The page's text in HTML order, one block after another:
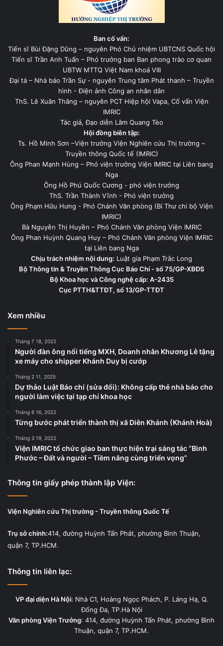
Ban cố vấn:
Tiến sĩ Bùi Đặng Dũng – nguyên Phó Chủ nhiệm UBTCNS Quốc hội
Tiến sĩ Trần Anh Tuấn – Phó trưởng ban Ban phong trào cơ quan
UBTW MTTQ Việt Nam khoá VIII
Đại tá – Nhà báo Trần Sự - nguyên Trung tâm Phát thanh – Truyền
hình - Điện ảnh Công an nhân dân
ThS. Lê Xuân Thăng – nguyên PCT Hiệp hội Vapa, Cố vấn Viện
IMRIC
Tác giả, Đạo diễn Lâm Quang Tèo
Hội đồng biên tập:
Ts. Hồ Minh Sơn –Viện trưởng Viện Nghiên cứu Thị trường –
Truyền thông Quốc tế (IMRIC)
Ông Phan Mạnh Hùng – Phó viện trưởng Viện IMRIC tại Liên bang
Nga
Ông Hồ Phú Quốc Cương - phó viện trưởng
ThS. Trần Thành Vĩnh - Phó viện trưởng
Ông Phạm Hữu Hưng - Phó Chánh Văn phòng (Bí Thư chi bộ Viện
IMRIC)
Bà Nguyễn Thị Huyền – Phó Chánh Văn phòng Viện IMRIC
Ông Phan Huỳnh Quang Huy – Phó Chánh Văn phòng Viện IMRIC
tại Liên bang Nga
Chịu trách nhiệm nội dung: Luật gia Phạm Trắc Long
Bộ Thông tin & Truyền Thông Cục Báo Chí - số 75/GP-XBĐS
Bộ Khoa học và Công nghệ cấp: A-2435
Cục PTTH&TTĐT, số 13/GP-TTĐT
Xem nhiều
Tháng 7 18, 2022
Người đàn ông nổi tiếng MXH, Doanh nhân Khương Lê tặng
xe máy cho shipper Khánh Duy bị cướp
Tháng 2 11, 2025
Dự thảo Luật Báo chí (sửa đổi): Không cấp thẻ nhà báo cho
người làm việc tại tạp chí khoa học
Tháng 6 16, 2022
Từng bước phát triển thành thị xã Diên Khánh (Khánh Hoà)
Tháng 3 19, 2022
Viện IMRIC tổ chức giao ban thực hiện trại sáng tác “Bình
Phước – Đất và người – Tiềm năng cùng triển vọng”
Thông tin giấy phép thành lập Viện:
Viện Nghiên cứu Thị trường - Truyền thông Quốc Tế
Trụ sở chính:414, đường Huỳnh Tấn Phát, phường Bình Thuận,
quận 7, TP.HCM.
Thông tin liên lạc:
VP đại diện Hà Nội: Nhà C1, Hoàng Ngọc Phách, P. Láng Hạ, Q.
Đống Đa, TP.Hà Nội
Văn phòng Viện Trưởng: 414, đường Huỳnh Tấn Phát, phường Bình
Thuận, quận 7, TP.HCM.